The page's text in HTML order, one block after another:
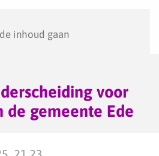
inhoud gaan
voor
de gemeente Ede